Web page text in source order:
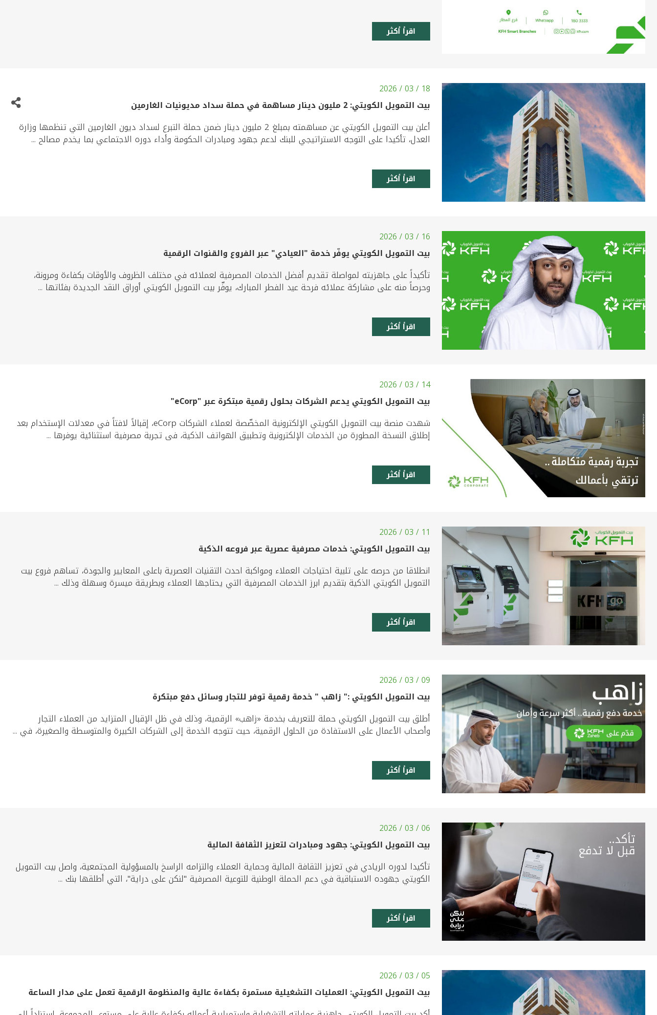
اقرأ أكثر
18 / 03 / 2026
بيت التمويل الكويتي: 2 مليون دينار مساهمة في حملة سداد مديونيات الغارمين
أعلن بيت التمويل الكويتي عن مساهمته بمبلغ 2 مليون دينار ضمن حملة التبرع لسداد ديون الغارمين التي تنظمها وزارة
العدل، تأكيدا على التوجه الاستراتيجي للبنك لدعم جهود ومبادرات الحكومة وأداء دوره الاجتماعي بما يخدم مصالح ...
اقرأ أكثر
16 / 03 / 2026
بيت التمويل الكويتي يوفّر خدمة "العيادي" عبر الفروع والقنوات الرقمية
تأكيداً على جاهزيته لمواصلة تقديم أفضل الخدمات المصرفية لعملائه في مختلف الظروف والأوقات بكفاءة ومرونة،
وحرصاً منه على مشاركة عملائه فرحة عيد الفطر المبارك، يوفّر بيت التمويل الكويتي أوراق النقد الجديدة بفئاتها ...
اقرأ أكثر
14 / 03 / 2026
بيت التمويل الكويتي يدعم الشركات بحلول رقمية مبتكرة عبر "eCorp"
شهدت منصة بيت التمويل الكويتي الإلكترونية المخصّصة لعملاء الشركات eCorp، إقبالاً لافتاً في معدلات الإستخدام بعد
إطلاق النسخة المطورة من الخدمات الإلكترونية وتطبيق الهواتف الذكية، فى تجربة مصرفية استثنائية يوفرها ...
اقرأ أكثر
11 / 03 / 2026
بيت التمويل الكويتي: خدمات مصرفية عصرية عبر فروعه الذكية
انطلاقا من حرصه على تلبية احتياجات العملاء ومواكبة احدث التقنيات العصرية باعلى المعايير والجودة، تساهم فروع بيت
التمويل الكويتي الذكية بتقديم ابرز الخدمات المصرفية التي يحتاجها العملاء وبطريقة ميسرة وسهلة وذلك ...
اقرأ أكثر
09 / 03 / 2026
بيت التمويل الكويتي :" زاهب " خدمة رقمية توفر للتجار وسائل دفع مبتكرة
أطلق بيت التمويل الكويتي حملة للتعريف بخدمة «زاهب» الرقمية، وذلك في ظل الإقبال المتزايد من العملاء التجار
وأصحاب الأعمال على الاستفادة من الحلول الرقمية، حيث تتوجه الخدمة إلى الشركات الكبيرة والمتوسطة والصغيرة، في ...
اقرأ أكثر
06 / 03 / 2026
بيت التمويل الكويتي: جهود ومبادرات لتعزيز الثقافة المالية
تأكيدا لدوره الريادي في تعزيز الثقافة المالية وحماية العملاء والتزامه الراسخ بالمسؤولية المجتمعية، واصل بيت التمويل
الكويتي جهوده الاستباقية في دعم الحملة الوطنية للتوعية المصرفية "لنكن على دراية"، التي أطلقها بنك ...
اقرأ أكثر
05 / 03 / 2026
بيت التمويل الكويتي: العمليات التشغيلية مستمرة بكفاءة عالية والمنظومة الرقمية تعمل على مدار الساعة